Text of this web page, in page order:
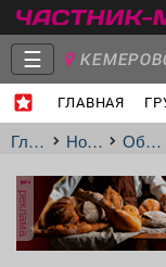
☰
ГЛАВНАЯ
Главная
Объявления
Главная Новости Общество
реклама